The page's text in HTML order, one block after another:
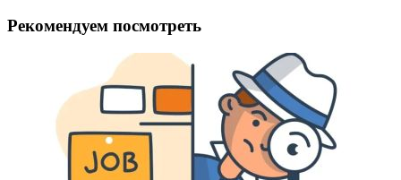
Рекомендуем посмотреть